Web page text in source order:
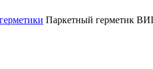
Паркетный герметик